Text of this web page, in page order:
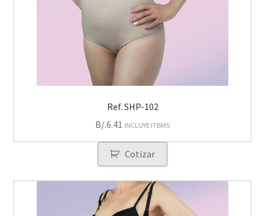
Ref. SHP-102
B/.6.41 INCLUYE ITBMS
Cotizar